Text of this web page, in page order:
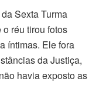
SextaTurma
réu tirou fotos
íntimas. Ele fora
da Justiça,
havia exposto as